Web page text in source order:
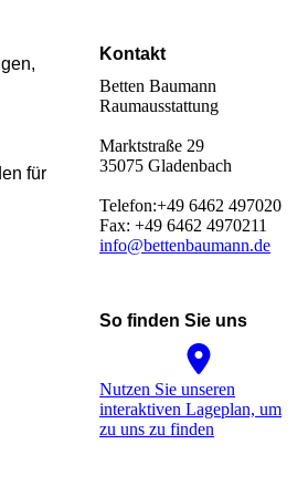
für
Kontakt
Betten Baumann
Raumausstattung
Marktstraße 29
35075 Gladenbach
Telefon:+49 6462 497020
Fax: +49 6462 4970211
info@bettenbaumann.de
So finden Sie uns
Nutzen Sie unseren
interaktiven La­ge­plan, um
zu uns zu finden